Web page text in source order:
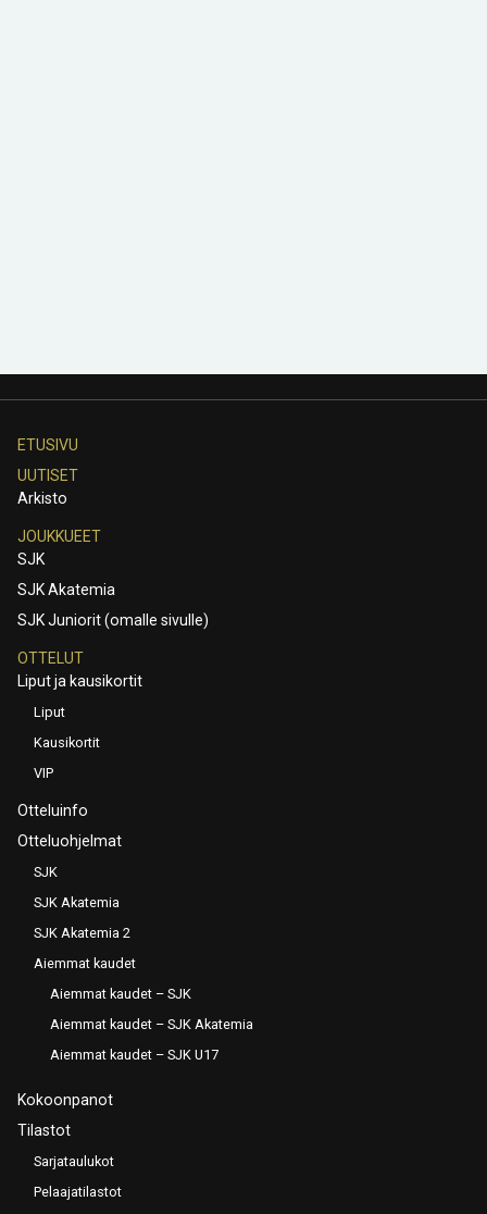
ETUSIVU
UUTISET
Arkisto
JOUKKUEET
SJK
SJK Akatemia
SJK Juniorit (omalle sivulle)
OTTELUT
Liput ja kausikortit
Liput
Kausikortit
VIP
Otteluinfo
Otteluohjelmat
SJK
SJK Akatemia
SJK Akatemia 2
Aiemmat kaudet
Aiemmat kaudet – SJK
Aiemmat kaudet – SJK Akatemia
Aiemmat kaudet – SJK U17
Kokoonpanot
Tilastot
Sarjataulukot
Pelaajatilastot